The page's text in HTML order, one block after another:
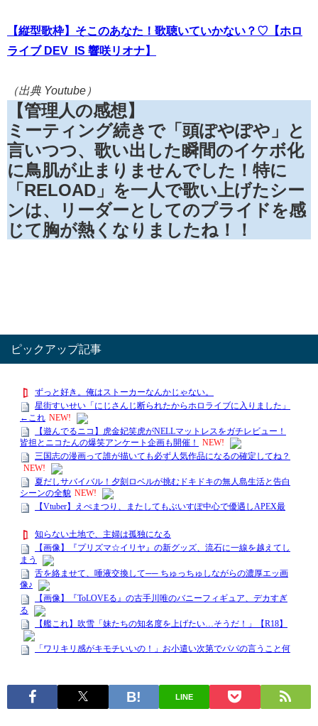
【縦型歌枠】そこのあなた！歌聴いていかない？♡【ホロ
ライブ DEV_IS 響咲リオナ】
（出典 Youtube）
【管理人の感想】
ミーティング続きで「頭ぽやぽや」と
言いつつ、歌い出した瞬間のイケボ化
に鳥肌が止まりませんでした！特に
「RELOAD」を一人で歌い上げたシー
ンは、リーダーとしてのプライドを感
じて胸が熱くなりましたね！！
ピックアップ記事
LINE